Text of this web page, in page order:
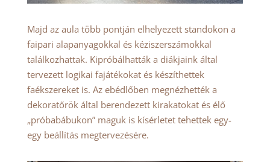
Majd az aula több pontján elhelyezett standokon a
faipari alapanyagokkal és kéziszerszámokkal
találkozhattak. Kipróbálhatták a diákjaink által
tervezett logikai fajátékokat és készíthettek
faékszereket is. Az ebédlőben megnézhették a
dekoratőrök által berendezett kirakatokat és élő
„próbabábukon” maguk is kísérletet tehettek egy-
egy beállítás megtervezésére.